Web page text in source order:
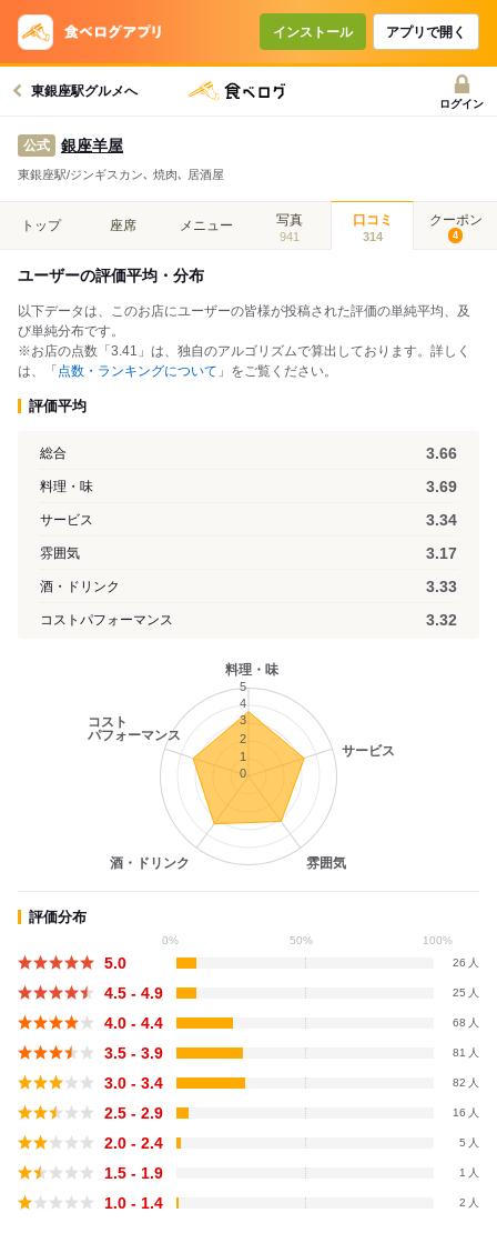
インストール アプリで開く
東銀座駅グルメへ
ログイン
公式 銀座羊屋
東銀座駅/ジンギスカン､ 焼肉､ 居酒屋
トップ 座席 メニュー 写真
941
口コミ
314
クーポン
4
ユーザーの評価平均・分布
以下データは、このお店にユーザーの皆様が投稿された評価の単純平均、及
び単純分布です。
※お店の点数「3.41」は、独自のアルゴリズムで算出しております。詳しく
は、「 点数・ランキングについて 」をご覧ください。
評価平均
総合 3.66
料理・味 3.69
サービス 3.34
雰囲気 3.17
酒・ドリンク 3.33
コストパフォーマンス 3.32
0
1
2
3
4
5
料理・味
サービス
雰囲気
酒・ドリンク
コスト
パフォーマンス
評価分布
0% 50% 100%
5.0 26
4.5 - 4.9 25
4.0 - 4.4 68
3.5 - 3.9 81
3.0 - 3.4 82
2.5 - 2.9 16
2.0 - 2.4 5
1.5 - 1.9 1
1.0 - 1.4 2